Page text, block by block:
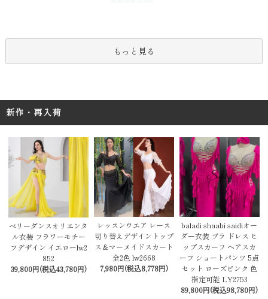
もっと見る
新作・再入荷
ベリーダンスオリエンタ
ル衣装 フラワーモチー
フデザイン イエローlw2
852
39,800円(税込43,780円)
レッスンウエア レース
切り替えデザイントップ
ス＆マーメイドスカート
全2色 lw2668
7,980円(税込8,778円)
baladi shaabi saidiオー
ダー衣装 ブラ ドレス ヒ
ップスカーフ ヘアスカ
ーフ ショートパンツ 5点
セット ローズピンク 色
指定可能 LY2753
89,800円(税込98,780円)